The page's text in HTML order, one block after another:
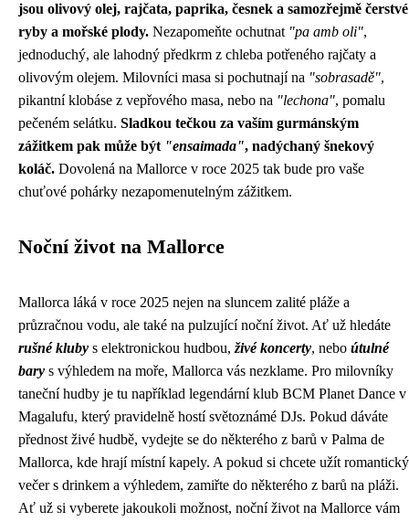
jsou olivový olej, rajčata, paprika, česnek a samozřejmě čerstvé
ryby a mořské plody. Nezapomeňte ochutnat "pa amb oli",
jednoduchý, ale lahodný předkrm z chleba potřeného rajčaty a
olivovým olejem. Milovníci masa si pochutnají na "sobrasadě",
pikantní klobáse z vepřového masa, nebo na "lechona", pomalu
pečeném selátku. Sladkou tečkou za vaším gurmánským
zážitkem pak může být "ensaimada", nadýchaný šnekový
koláč. Dovolená na Mallorce v roce 2025 tak bude pro vaše
chuťové pohárky nezapomenutelným zážitkem.
Noční život na Mallorce
Mallorca láká v roce 2025 nejen na sluncem zalité pláže a
průzračnou vodu, ale také na pulzující noční život. Ať už hledáte
rušné kluby s elektronickou hudbou, živé koncerty, nebo útulné
bary s výhledem na moře, Mallorca vás nezklame. Pro milovníky
taneční hudby je tu například legendární klub BCM Planet Dance v
Magalufu, který pravidelně hostí světoznámé DJs. Pokud dáváte
přednost živé hudbě, vydejte se do některého z barů v Palma de
Mallorca, kde hrají místní kapely. A pokud si chcete užít romantický
večer s drinkem a výhledem, zamiřte do některého z barů na pláži.
Ať už si vyberete jakoukoli možnost, noční život na Mallorce vám